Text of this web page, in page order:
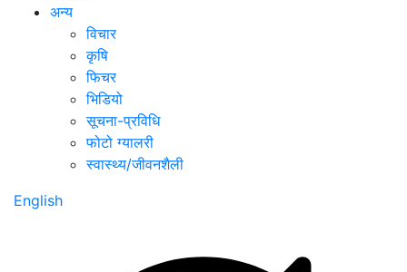
अन्य
विचार
कृषि
फिचर
भिडियो
सूचना-प्रविधि
फोटो ग्यालरी
स्वास्थ्य/जीवनशैली
English